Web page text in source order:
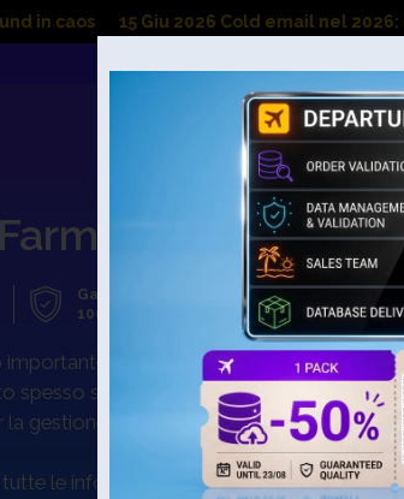
15 Giu 2026 Cold email nel 2026: qual è il
Ricerca Database
Italia
Garanzia
100 %
nel sistema sanitario nazionale
spesso si rivolgono ai farmacisti per
gestione dei magazzini e delle vendite.
le informazioni necessarie per